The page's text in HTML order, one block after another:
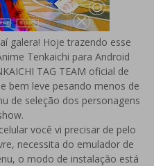
galera! Hoje trazendo esse
Tenkaichi para Android
TAG TEAM oficial de
bem leve pesando menos de
de seleção dos personagens
você vi precisar de pelo
necessita do emulador de
o modo de instalação está